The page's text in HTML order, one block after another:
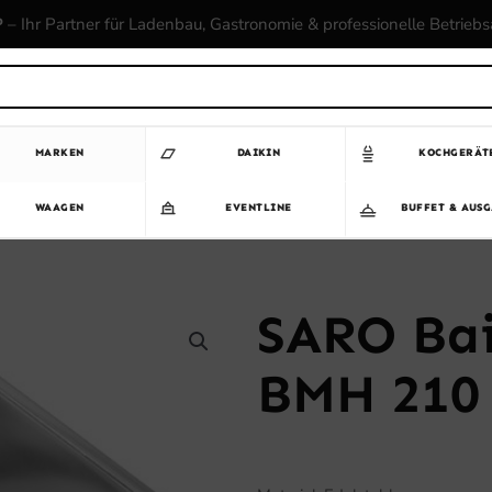
– Ihr Partner für Ladenbau, Gastronomie & professionelle
MARKEN DAIKIN
WAAGEN EVENTLINE BUFFET &
SARO
BMH